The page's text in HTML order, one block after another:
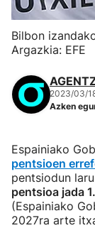
Bilbon
Argazkia: EFE
2023/03/
Azken
Espainiako
pentsioen
pentsiodun
pentsioa jada
(Espainiako
2027ra arte